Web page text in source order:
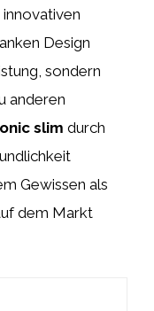
Design
sondern
anderen
slim durch
Gewissen als
dem Markt